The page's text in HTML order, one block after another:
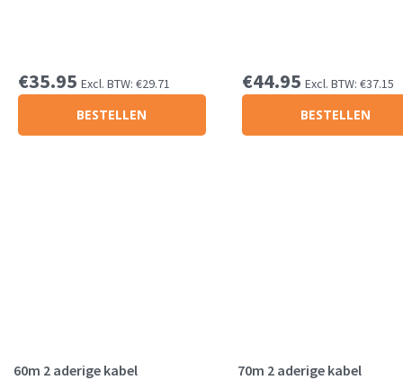
€35.95 Excl. BTW: €29.71
BESTELLEN
€44.95 Excl. BTW: €37.15
BESTELLEN
60m 2 aderige kabel
70m 2 aderige kabel